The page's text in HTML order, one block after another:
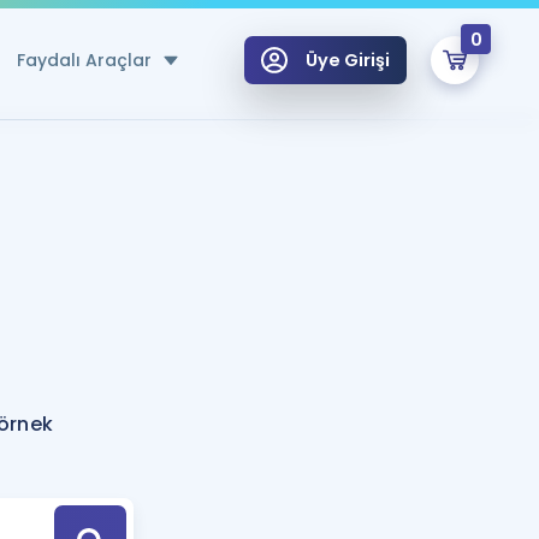
Faydalı Araçlar
Hesaplama Aracı
için Öneriler
Tek Takvimde
Üye Girişi
0